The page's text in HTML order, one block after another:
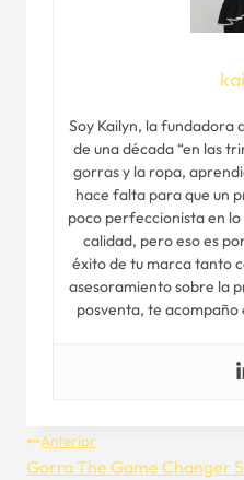
Soy Kailyn, la fundadora
de una década “en las
gorras y la ropa,
hace falta para que un
poco perfeccionista en
calidad, pero eso es
éxito de tu marca tanto
asesoramiento sobre la
posventa, te acompaño
Navegación
Anterior
Gorra The Game Changer